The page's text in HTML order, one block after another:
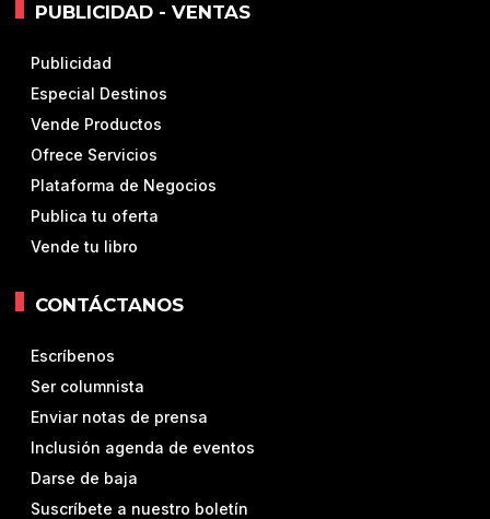
PUBLICIDAD - VENTAS
Publicidad
Especial Destinos
Vende Productos
Ofrece Servicios
Plataforma de Negocios
Publica tu oferta
Vende tu libro
CONTÁCTANOS
Escríbenos
Ser columnista
Enviar notas de prensa
Inclusión agenda de eventos
Darse de baja
Suscríbete a nuestro boletín